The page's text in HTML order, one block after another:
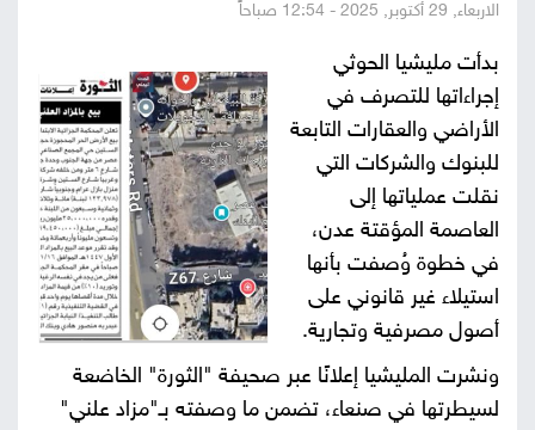
صور
من
نحن
إتصل
بنا
البحث
الاربعاء, 29 أكتوبر, 2025 - 12:54 صباحاً
بدأت مليشيا الحوثي
إجراءاتها للتصرف في
الأراضي والعقارات التابعة
للبنوك والشركات التي
نقلت عملياتها إلى
العاصمة المؤقتة عدن،
في خطوة وُصفت بأنها
استيلاء غير قانوني على
أصول مصرفية وتجارية.
ونشرت المليشيا إعلانًا عبر صحيفة "الثورة" الخاضعة
لسيطرتها في صنعاء، تضمن ما وصفته بـ"مزاد علني"